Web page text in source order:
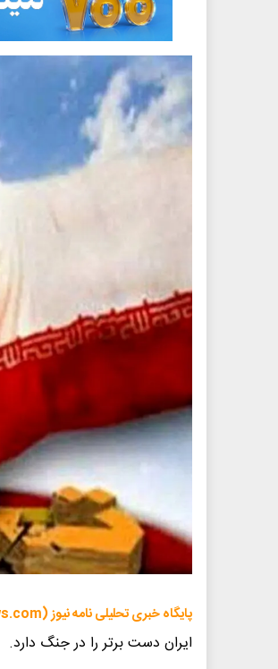
پایگاه خبری تحلیلی نامه نیوز (namehnews.com) :
ایران دست برتر را در جنگ دارد.